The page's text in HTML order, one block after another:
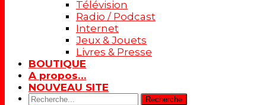
Télévision
Radio / Podcast
Internet
Jeux & Jouets
Livres & Presse
BOUTIQUE
A propos…
NOUVEAU SITE
Rechercher: